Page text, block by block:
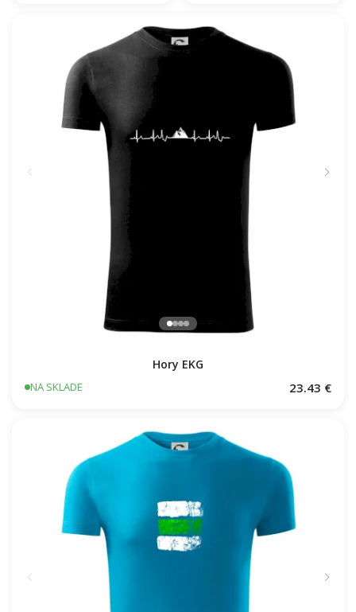
Hory EKG
NA SKLADE 23.43 €